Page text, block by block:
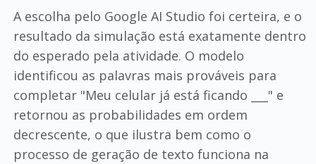
A escolha pelo Google AI Studio foi certeira, e o
resultado da simulação está exatamente dentro
do esperado pela atividade. O modelo
identificou as palavras mais prováveis para
completar "Meu celular já está ficando ___" e
retornou as probabilidades em ordem
decrescente, o que ilustra bem como o
processo de geração de texto funciona na